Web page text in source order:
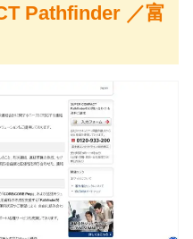
Pathfinder ／富